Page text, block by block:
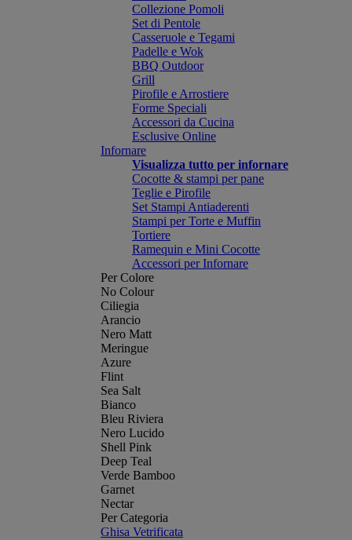
Collezione Pomoli
Set di Pentole
Casseruole e Tegami
Padelle e Wok
BBQ Outdoor
Grill
Pirofile e Arrostiere
Forme Speciali
Accessori da Cucina
Esclusive Online
Infornare
Visualizza tutto per infornare
Cocotte & stampi per pane
Teglie e Pirofile
Set Stampi Antiaderenti
Stampi per Torte e Muffin
Tortiere
Ramequin e Mini Cocotte
Accessori per Infornare
Per Colore
No Colour
Ciliegia
Arancio
Nero Matt
Meringue
Azure
Flint
Sea Salt
Bianco
Bleu Riviera
Nero Lucido
Shell Pink
Deep Teal
Verde Bamboo
Garnet
Nectar
Per Categoria
Ghisa Vetrificata